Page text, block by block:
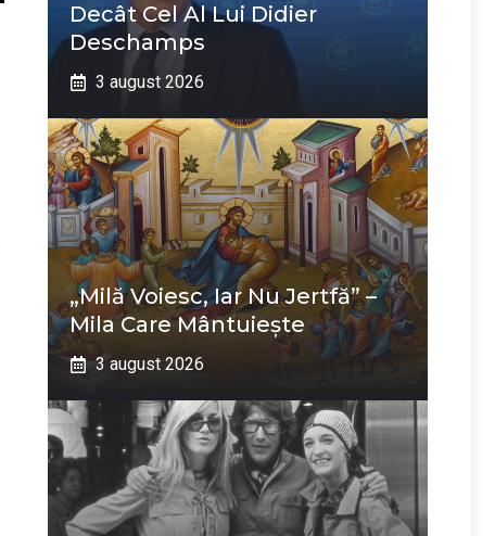
Decât Cel Al Lui Didier
Deschamps
3 august 2026
„Milă Voiesc, Iar Nu Jertfă” –
Mila Care Mântuiește
3 august 2026